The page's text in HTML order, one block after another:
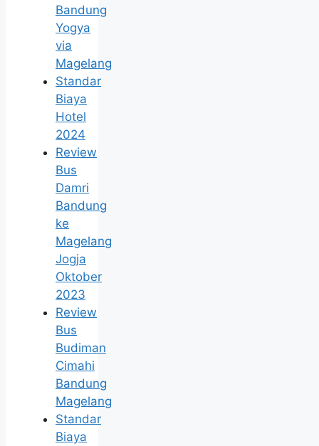
Bandung
Yogya
via
Magelang
Standar
Biaya
Hotel
2024
Review
Bus
Damri
Bandung
ke
Magelang
Jogja
Oktober
2023
Review
Bus
Budiman
Cimahi
Bandung
Magelang
Standar
Biaya